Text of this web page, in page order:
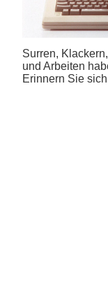
Surren,
und Arbeiten
Erinnern Sie